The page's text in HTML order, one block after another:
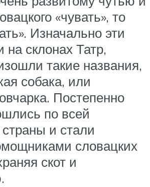
«чувать», то
Изначально эти
на склонах Татр,
такие названия,
собака, или
Постепенно
по всей
и стали
словацких
скот и